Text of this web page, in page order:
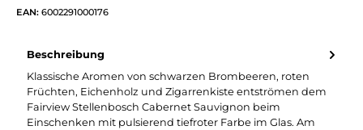
EAN: 6002291000176
Beschreibung
Klassische Aromen von schwarzen Brombeeren, roten
Früchten, Eichenholz und Zigarrenkiste entströmen dem
Fairview Stellenbosch Cabernet Sauvignon beim
Einschenken mit pulsierend tiefroter Farbe im Glas. Am